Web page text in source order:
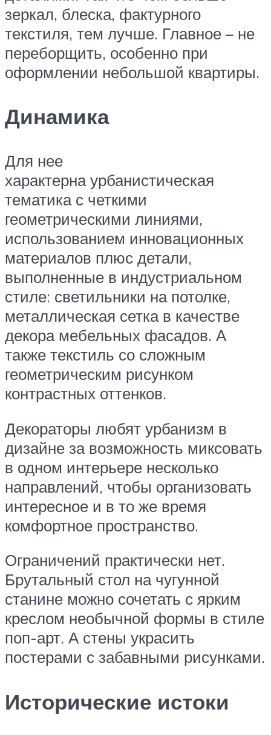
зеркал, блеска, фактурного
текстиля, тем лучше. Главное – не
переборщить, особенно при
оформлении небольшой квартиры.
Динамика
Для нее
характерна урбанистическая
тематика с четкими
геометрическими линиями,
использованием инновационных
материалов плюс детали,
выполненные в индустриальном
стиле: светильники на потолке,
металлическая сетка в качестве
декора мебельных фасадов. А
также текстиль со сложным
геометрическим рисунком
контрастных оттенков.
Декораторы любят урбанизм в
дизайне за возможность миксовать
в одном интерьере несколько
направлений, чтобы организовать
интересное и в то же время
комфортное пространство.
Ограничений практически нет.
Брутальный стол на чугунной
станине можно сочетать с ярким
креслом необычной формы в стиле
поп-арт. А стены украсить
постерами с забавными рисунками.
Исторические истоки